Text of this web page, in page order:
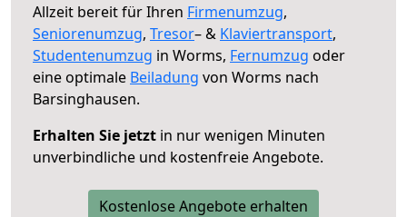
Allzeit bereit für Ihren Firmenumzug,
Seniorenumzug, Tresor– & Klaviertransport,
Studentenumzug in Worms, Fernumzug oder
eine optimale Beiladung von Worms nach
Barsinghausen.
Erhalten Sie jetzt in nur wenigen Minuten
unverbindliche und kostenfreie Angebote.
Kostenlose Angebote erhalten